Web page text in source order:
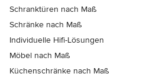
Schranktüren nach Maß
Schränke nach Maß
Individuelle Hifi-Lösungen
Möbel nach Maß
Küchenschränke nach Maß